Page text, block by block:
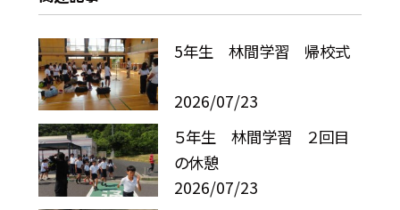
5年生 林間学習 帰校式
2026/07/23
５年生 林間学習 ２回目
の休憩
2026/07/23